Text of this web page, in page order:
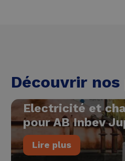
Découvrir
Electricité et
pour AB Inbev
Lire plus